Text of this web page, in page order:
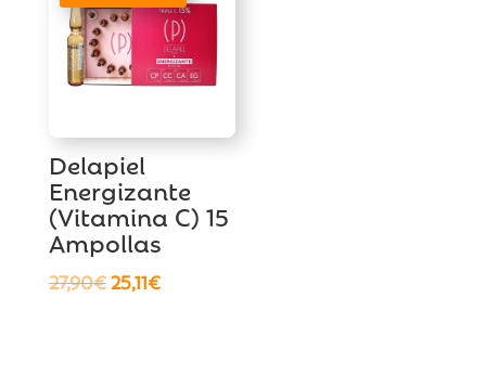
Delapiel
Energizante
(Vitamina C) 15
Ampollas
27,90€El
25,11€El